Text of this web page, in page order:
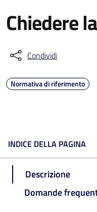
Chiedere
Condividi
Normativa di riferimento
INDICE DELLA PAGINA
Descrizione
Domande